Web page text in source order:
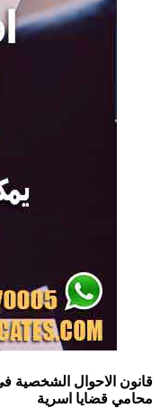
قانون الاحوال الشخصية
محامي قضايا اسرية